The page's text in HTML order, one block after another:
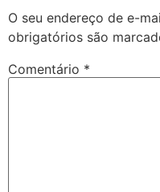
O seu endereço de e-
obrigatórios são
Comentário *